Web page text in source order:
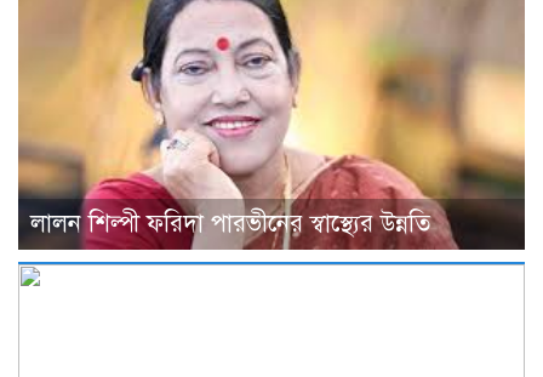
লালন শিল্পী ফরিদা পারভীনের স্বাস্থ্যের উন্নতি